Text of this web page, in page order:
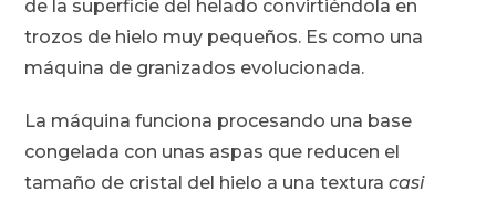
de la superficie del helado convirtiéndola en
trozos de hielo muy pequeños. Es como una
máquina de granizados evolucionada.
La máquina funciona procesando una base
congelada con unas aspas que reducen el
tamaño de cristal del hielo a una texturacasi